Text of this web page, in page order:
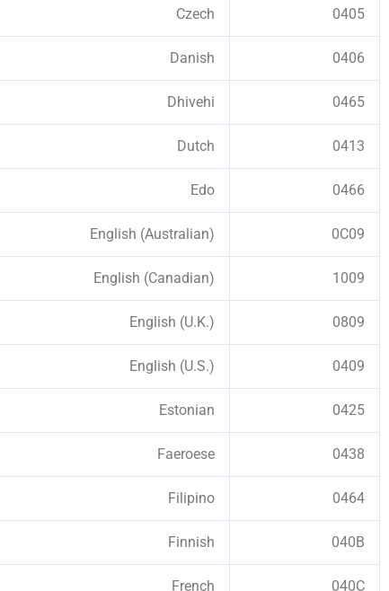
0405
Czech
0406
Danish
0465
Dhivehi
0413
Dutch
0466
Edo
0C09
English (Australian)
1009
English (Canadian)
0809
English (U.K.)
0409
English (U.S.)
0425
Estonian
0438
Faeroese
0464
Filipino
040B
Finnish
040C
French